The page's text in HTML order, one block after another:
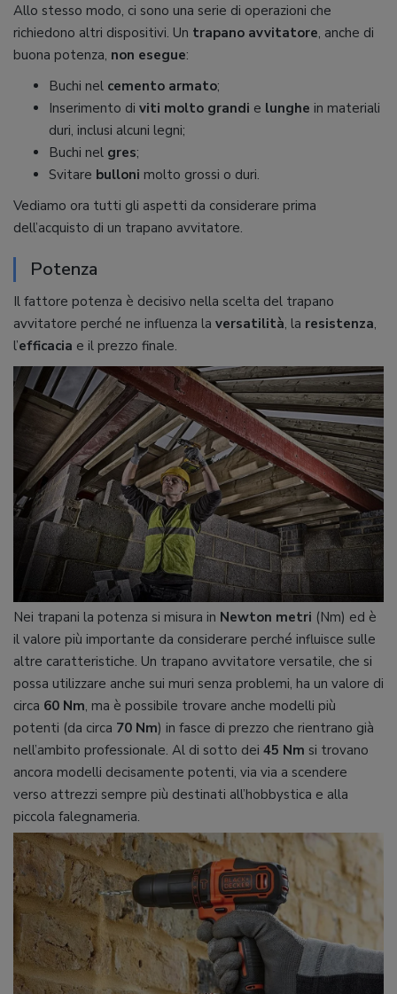
Allo stesso modo, ci sono una serie di operazioni che
richiedono altri dispositivi. Un trapano avvitatore, anche di
buona potenza, non esegue:
Buchi nel cemento armato;
Inserimento di viti molto grandi e lunghe in materiali
duri, inclusi alcuni legni;
Buchi nel gres;
Svitare bulloni molto grossi o duri.
Vediamo ora tutti gli aspetti da considerare prima
dell’acquisto di un trapano avvitatore.
Potenza
Il fattore potenza è decisivo nella scelta del trapano
avvitatore perché ne influenza la versatilità, la resistenza,
l’efficacia e il prezzo finale.
Nei trapani la potenza si misura in Newton metri (Nm) ed è
il valore più importante da considerare perché influisce sulle
altre caratteristiche. Un trapano avvitatore versatile, che si
possa utilizzare anche sui muri senza problemi, ha un valore di
circa 60 Nm, ma è possibile trovare anche modelli più
potenti (da circa 70 Nm) in fasce di prezzo che rientrano già
nell’ambito professionale. Al di sotto dei 45 Nm si trovano
ancora modelli decisamente potenti, via via a scendere
verso attrezzi sempre più destinati all’hobbystica e alla
piccola falegnameria.